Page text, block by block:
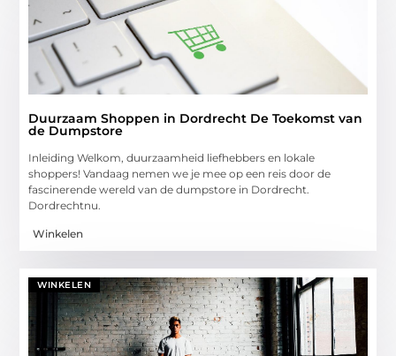
Duurzaam Shoppen in Dordrecht De Toekomst van
de Dumpstore
Inleiding Welkom, duurzaamheid liefhebbers en lokale
shoppers! Vandaag nemen we je mee op een reis door de
fascinerende wereld van de dumpstore in Dordrecht.
Dordrechtnu.
Winkelen
WINKELEN